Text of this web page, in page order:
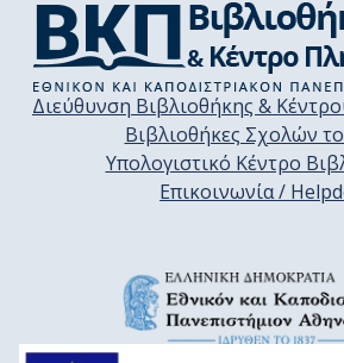
Διεύθυνση Βιβλιοθήκης &
Βιβλιοθήκες Σχολών
Υπολογιστικό Κέντρο
Επικοινωνία /